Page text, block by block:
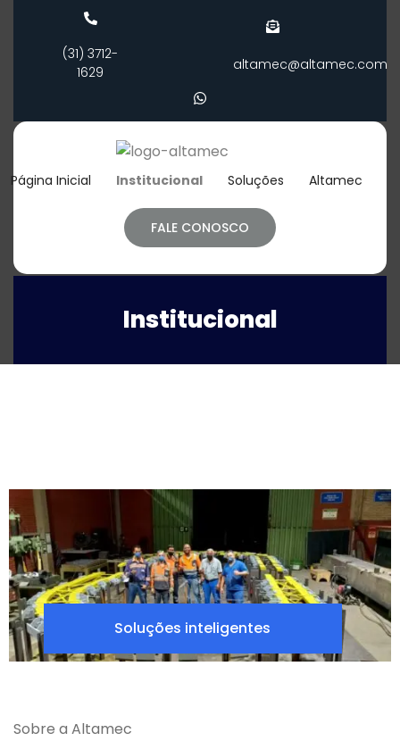
(31) 3712-
1629
altamec@altamec.com
Página Inicial Institucional Soluções Altamec
FALE CONOSCO
Institucional
Soluções inteligentes
Sobre a Altamec